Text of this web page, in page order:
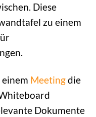
Diese
zu einem
einem Meetingdie
Dokumente